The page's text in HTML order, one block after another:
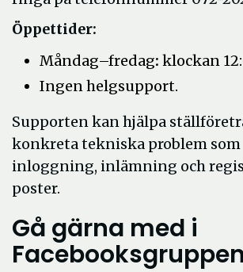
Öppettider:
Måndag–fredag: klockan
Ingen helgsupport.
Supporten kan hjälpa
konkreta tekniska problem som
inloggning, inlämning och
poster.
Gå gärna med i
Facebooksgruppen